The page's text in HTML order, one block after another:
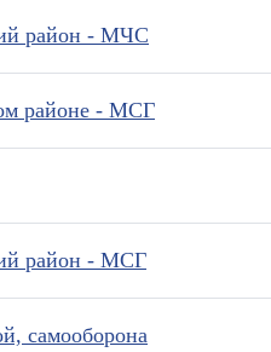
район - МЧС
районе - МСГ
район - МСГ
самооборона